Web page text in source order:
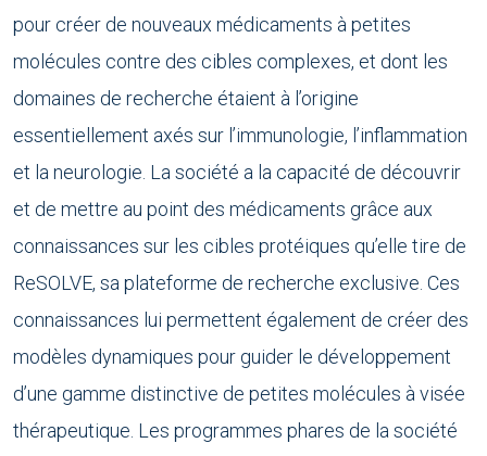
pour créer de nouveaux médicaments à petites
molécules contre des cibles complexes, et dont les
domaines de recherche étaient à l’origine
essentiellement axés sur l’immunologie, l’inflammation
et la neurologie. La société a la capacité de découvrir
et de mettre au point des médicaments grâce aux
connaissances sur les cibles protéiques qu’elle tire de
ReSOLVE, sa plateforme de recherche exclusive. Ces
connaissances lui permettent également de créer des
modèles dynamiques pour guider le développement
d’une gamme distinctive de petites molécules à visée
thérapeutique. Les programmes phares de la société